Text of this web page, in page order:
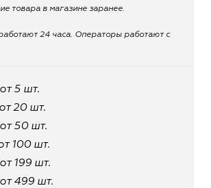
товара в магазине заранее.
24 часа. Операторы работают с
от 5 шт.
от 20 шт.
от 50 шт.
100 шт.
от 199 шт.
от 499 шт.